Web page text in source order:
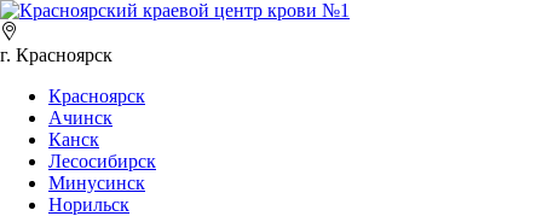
г. Красноярск
Красноярск
Ачинск
Канск
Лесосибирск
Минусинск
Норильск